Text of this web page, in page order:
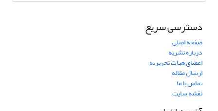
دسترسی سریع
صفحه اصلی
درباره نشریه
اعضای هیات تحریریه
ارسال مقاله
تماس با ما
نقشه سایت